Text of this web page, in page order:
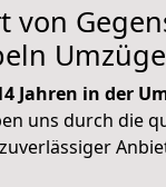
von
Jahren in der
uns durch die